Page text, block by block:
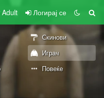
Adult Логирај се
Скинови
Играч
Повеќе